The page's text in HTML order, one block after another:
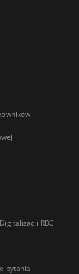
RBC
pytania